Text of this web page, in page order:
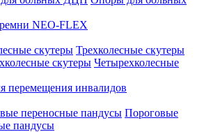
NEO-FLEX
Трехколесные скутеры
Четырехколесные
перемещения инвалидов
Пороговые
пандусы